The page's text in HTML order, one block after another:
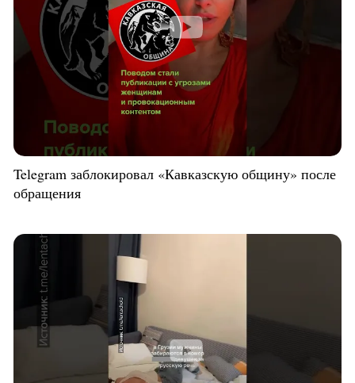
Telegram заблокировал «Кавказскую общину» после
обращения